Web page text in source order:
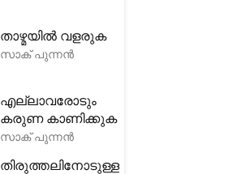
താഴ്മയിൽ വളരുക
സാക് പുന്നൻ
എല്ലാവരോടും
കരുണ കാണിക്കുക
സാക് പുന്നൻ
തിരുത്തലിനോടുള്ള